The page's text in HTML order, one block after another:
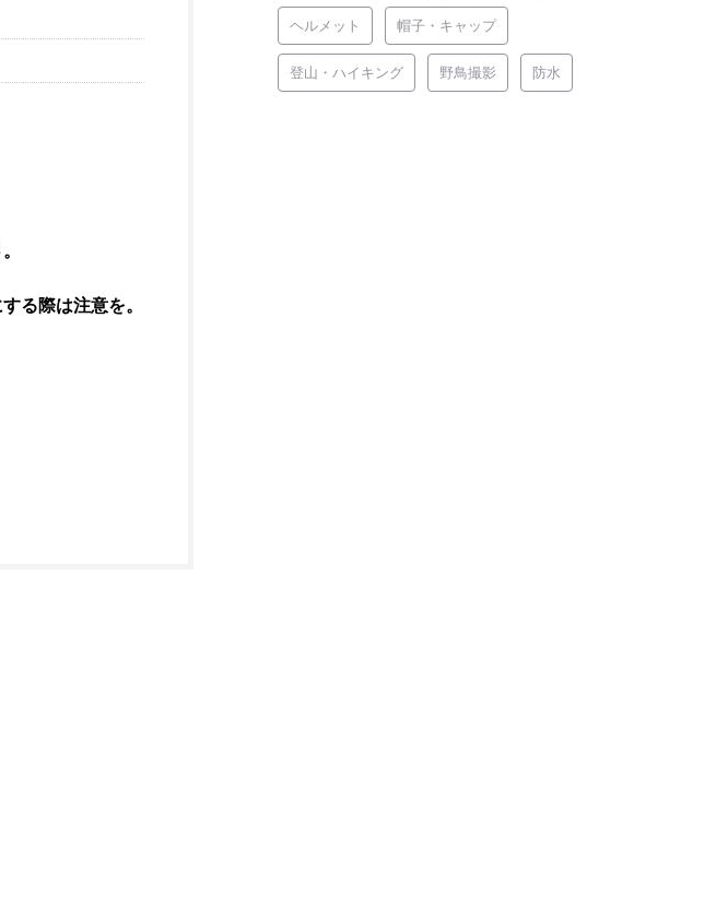
る際は注意を。
ヘルメット 帽子・キャップ
登山・ハイキング 野鳥撮影 防水